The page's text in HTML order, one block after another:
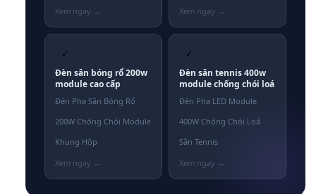
✓
Đèn sân bóng rổ 200w
module cao cấp
Đèn Pha Sân Bóng Rổ
200W Chống Chói Module
Khung Hộp
✓
Đèn sân tennis 400w
module chống chói loá
Đèn Pha LED Module
400W Chống Chói Loá
Sân Tennis